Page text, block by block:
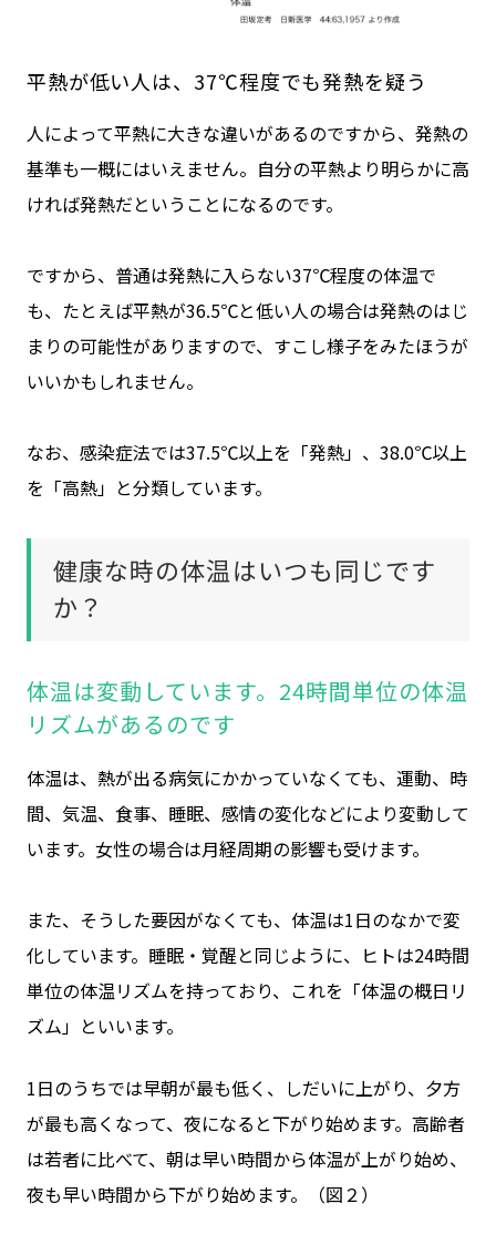
平熱が低い人は、37℃程度でも発熱を疑う
人によって平熱に大きな違いがあるのですから、発熱の
基準も一概にはいえません。自分の平熱より明らかに高
ければ発熱だということになるのです。
ですから、普通は発熱に入らない37℃程度の体温で
も、たとえば平熱が36.5℃と低い人の場合は発熱のはじ
まりの可能性がありますので、すこし様子をみたほうが
いいかもしれません。
なお、感染症法では37.5℃以上を「発熱」、38.0℃以上
を「高熱」と分類しています。
健康な時の体温はいつも同じです
か？
体温は変動しています。24時間単位の体温
リズムがあるのです
体温は、熱が出る病気にかかっていなくても、運動、時
間、気温、食事、睡眠、感情の変化などにより変動して
います。女性の場合は月経周期の影響も受けます。
また、そうした要因がなくても、体温は1日のなかで変
化しています。睡眠・覚醒と同じように、ヒトは24時間
単位の体温リズムを持っており、これを「体温の概日リ
ズム」といいます。
1日のうちでは早朝が最も低く、しだいに上がり、夕方
が最も高くなって、夜になると下がり始めます。高齢者
は若者に比べて、朝は早い時間から体温が上がり始め、
夜も早い時間から下がり始めます。（図２）